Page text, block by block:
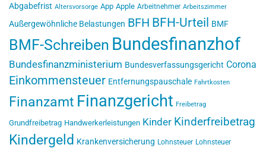
Abgabefrist Altersvorsorge App Apple Arbeitnehmer Arbeitszimmer
Außergewöhnliche Belastungen BFH BFH-Urteil BMF
BMF-Schreiben Bundesfinanzhof
Bundesfinanzministerium Bundesverfassungsgericht Corona
Einkommensteuer Entfernungspauschale Fahrtkosten
Finanzamt Finanzgericht Freibetrag
Grundfreibetrag Handwerkerleistungen Kinder Kinderfreibetrag
Kindergeld Krankenversicherung Lohnsteuer Lohnsteuer